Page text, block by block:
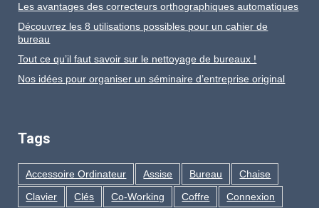
Les avantages des correcteurs orthographiques automatiques
Découvrez les 8 utilisations possibles pour un cahier de
bureau
Tout ce qu’il faut savoir sur le nettoyage de bureaux !
Nos idées pour organiser un séminaire d’entreprise original
Tags
Accessoire Ordinateur Assise Bureau
Chaise
Clavier
Clés Co-Working Coffre Connexion